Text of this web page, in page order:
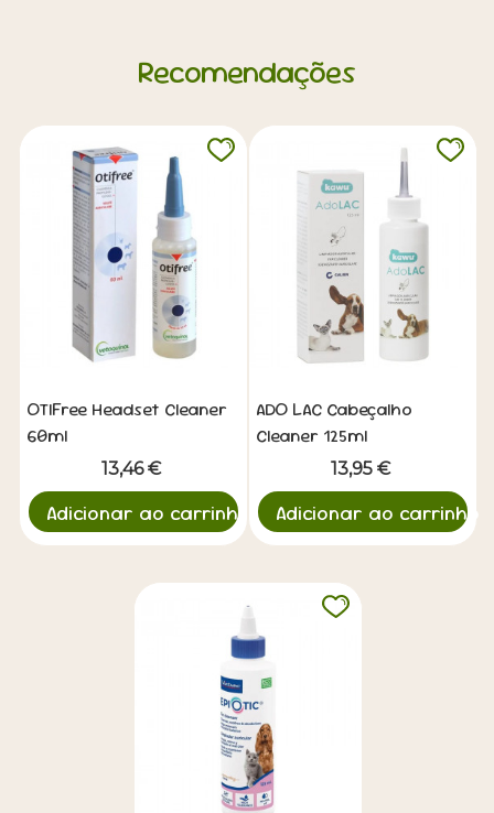
Recomendações
OTIFree Headset Cleaner
60ml
13,46 €
Adicionar ao carrinho
ADO LAC Cabeçalho
Cleaner 125ml
13,95 €
Adicionar ao carrinho